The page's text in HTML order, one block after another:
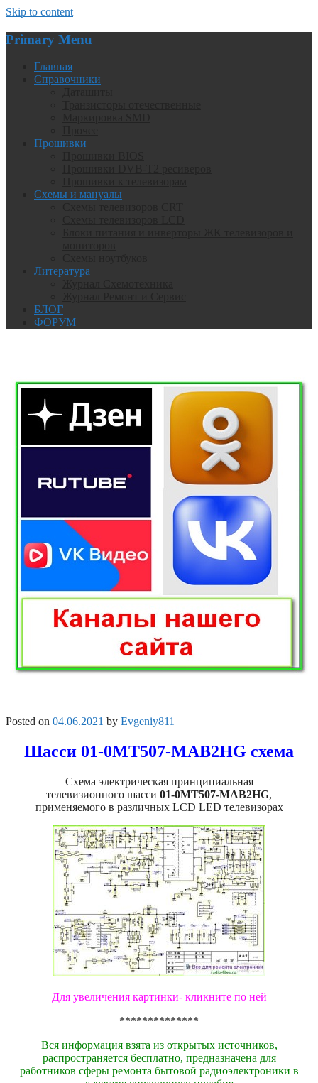
Skip to content
Primary Menu
Главная
Справочники
Прошивки
Схемы и мануалы
Литература
БЛОГ
ФОРУМ
Posted on 04.06.2021 by Evgeniy811
Шасси 01-0MT507-MAB2HG схема
Схема электрическая принципиальная
телевизионного шасси 01-0MT507-MAB2HG,
применяемого в различных LCD LED телевизорах
Для увеличения картинки- кликните по ней
**************
Вся информация взята из открытых источников,
распространяется бесплатно, предназначена для
работников сферы ремонта бытовой радиоэлектроники в